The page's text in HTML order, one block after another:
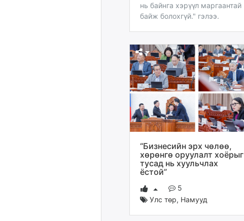
нь байнга хэрүүл маргаантай
байж болохгүй." гэлээ.
“Бизнесийн эрх чөлөө,
хөрөнгө оруулалт хоёрыг
тусад нь хуульчлах
ёстой”
5
Улс төр, Намууд